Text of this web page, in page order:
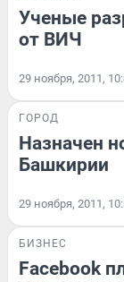
Ученые
от ВИЧ
29 ноября, 2011,
ГОРОД
Назначен
Башкирии
29 ноября, 2011,
БИЗНЕС
Facebook